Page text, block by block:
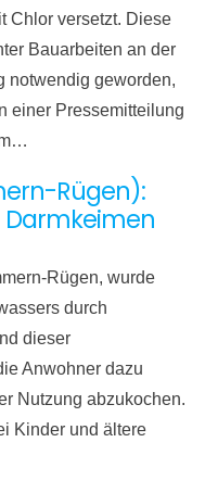
Chlor versetzt. Diese
Bauarbeiten an der
notwendig geworden,
einer Pressemitteilung
Rügen):
Rügen, wurde
durch
dieser
Anwohner dazu
Nutzung abzukochen.
Kinder und ältere